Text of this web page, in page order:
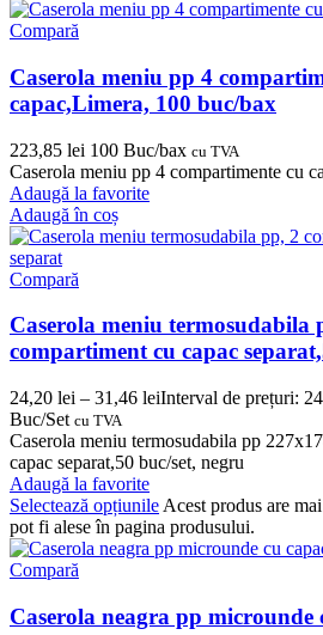
Compară
Caserola meniu pp 4
capac,Limera, 100 buc/bax
223,85 lei 100 Buc/bax cu TVA
Caserola meniu pp 4 compartimente cu
Adaugă la favorite
Adaugă în coș
Compară
Caserola meniu termosudabila
compartiment cu capac
24,20 lei – 31,46 leiInterval de prețuri:
Buc/Set cu TVA
Caserola meniu termosudabila pp
capac separat,50 buc/set, negru
Adaugă la favorite
Selectează opțiunile Acest produs are
pot fi alese în pagina produsului.
Compară
Caserola neagra pp microunde